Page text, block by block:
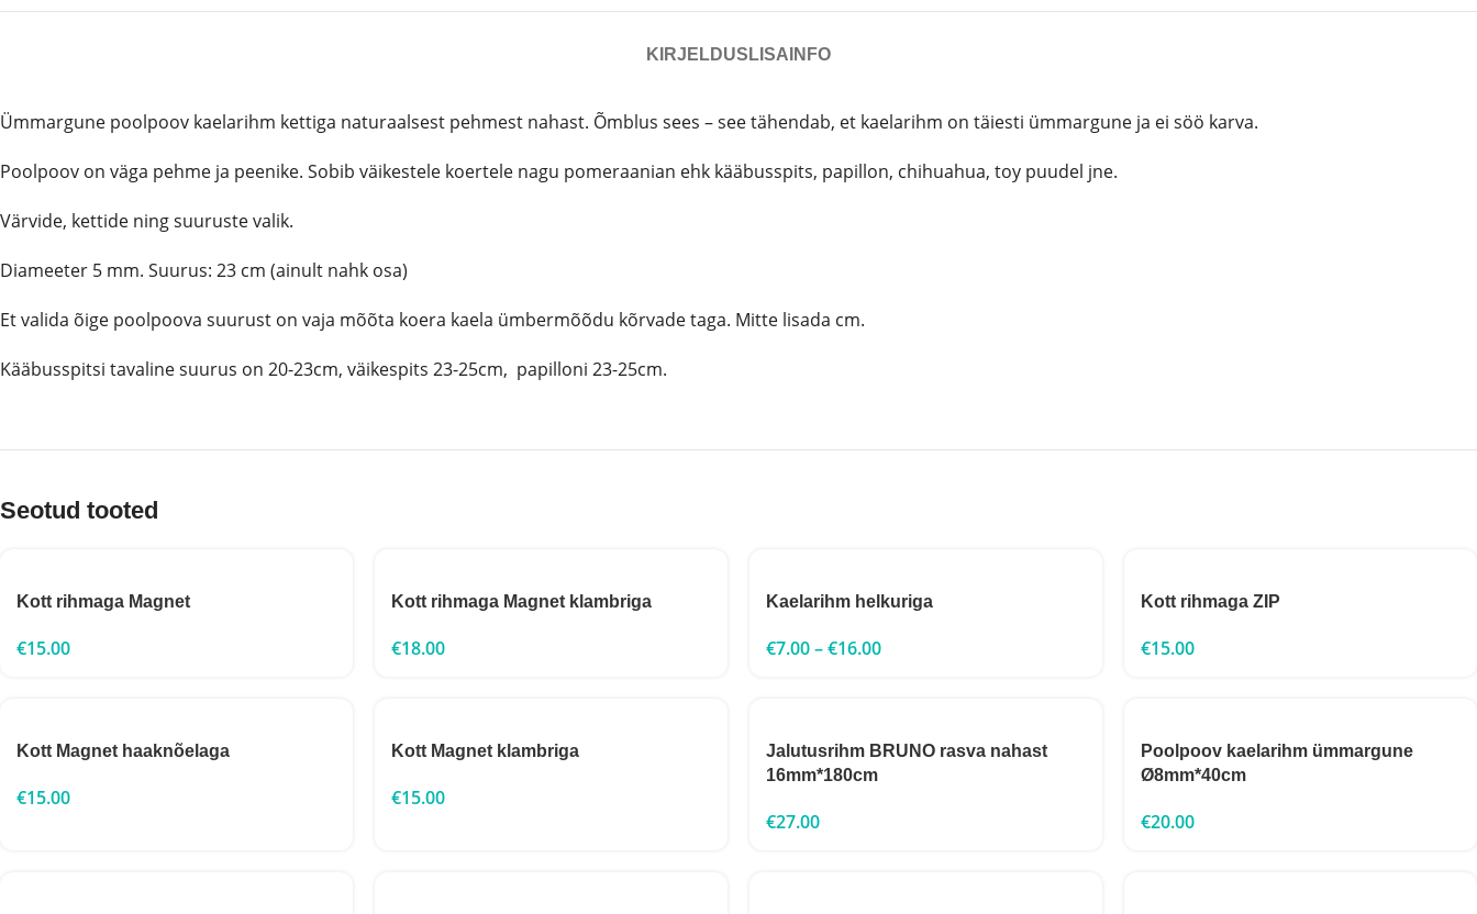
KIRJELDUS LISAINFO
Ümmargune poolpoov kaelarihm kettiga naturaalsest pehmest nahast. Õmblus sees – see tähendab, et kaelarihm on täiesti ümmargune ja ei söö karva.
Poolpoov on väga pehme ja peenike. Sobib väikestele koertele nagu pomeraanian ehk kääbusspits, papillon, chihuahua, toy puudel jne.
Värvide, kettide ning suuruste valik.
Diameeter 5 mm. Suurus: 23 cm (ainult nahk osa)
Et valida õige poolpoova suurust on vaja mõõta koera kaela ümbermõõdu kõrvade taga. Mitte lisada cm.
Kääbusspitsi tavaline suurus on 20-23cm, väikespits 23-25cm, papilloni 23-25cm.
Seotud tooted
Kott rihmaga Magnet
€15.00
Kott rihmaga Magnet klambriga
€18.00
Kaelarihm helkuriga
€7.00–€16.00
Kott rihmaga ZIP
€15.00
Kott Magnet haaknõelaga
€15.00
Kott Magnet klambriga
€15.00
Jalutusrihm BRUNO rasva nahast
16mm*180cm
€27.00
Poolpoov kaelarihm ümmargune
Ø8mm*40cm
€20.00